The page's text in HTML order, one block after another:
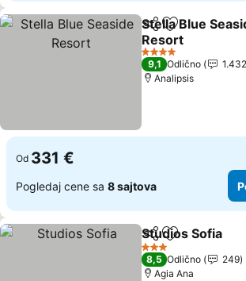
Deli Dodati u
Stella Blue
Resort
Pogledaj cene
4 Zvezdice
9,1 Odlično
Analipsis
Od 331 €
Pogledaj cene sa 8 sajtova
Deli Dodati u
Studios Sofia
3 Zvezdice
8,5 Odlično
249
Agia Ana